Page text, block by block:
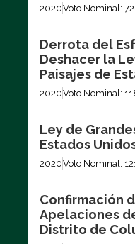
2020Voto Nominal: 72
Derrota del
Deshacer la
Paisajes de
2020Voto Nominal:
Ley de
Estados
2020Voto Nominal:
Confirmación
Apelaciones
Distrito de